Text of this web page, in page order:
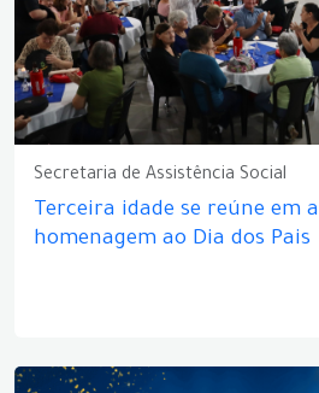
Secretaria de Assistência Social
Terceira idade se reúne em
homenagem ao Dia dos Pais